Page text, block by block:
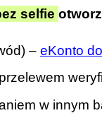
selfie
– eKonto
w innym